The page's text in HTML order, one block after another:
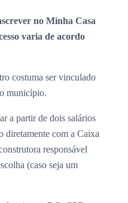
no Minha Casa
varia de acordo
costuma ser vinculado
município.
a partir de dois salários
diretamente com a Caixa
responsável
(caso seja um